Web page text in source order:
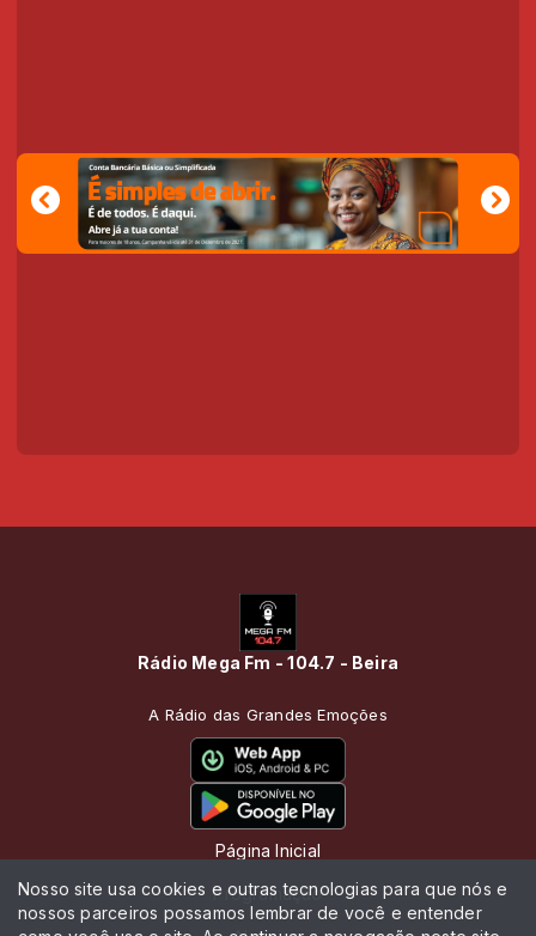
Rádio Mega Fm - 104.7 - Beira
A Rádio das Grandes Emoções
Página Inicial
Programação
Nosso site usa cookies e outras tecnologias para que nós e
nossos parceiros possamos lembrar de você e entender